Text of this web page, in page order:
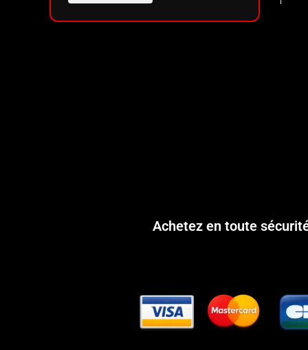
Achetez en toute